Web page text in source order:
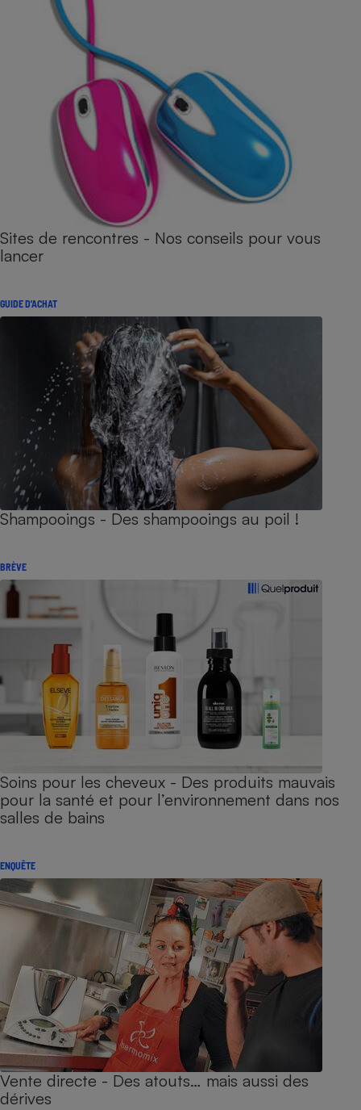
Sites de rencontres - Nos conseils pour vous
lancer
GUIDE D'ACHAT
Shampooings - Des shampooings au poil !
BRÈVE
Soins pour les cheveux - Des produits mauvais
pour la santé et pour l’environnement dans nos
salles de bains
ENQUÊTE
Vente directe - Des atouts… mais aussi des
dérives